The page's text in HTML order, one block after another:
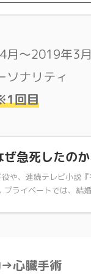
～2019年3月
ソナリティ
回目
急死したの
や、連続テレビ小説
プライベートでは、結
心臓手術